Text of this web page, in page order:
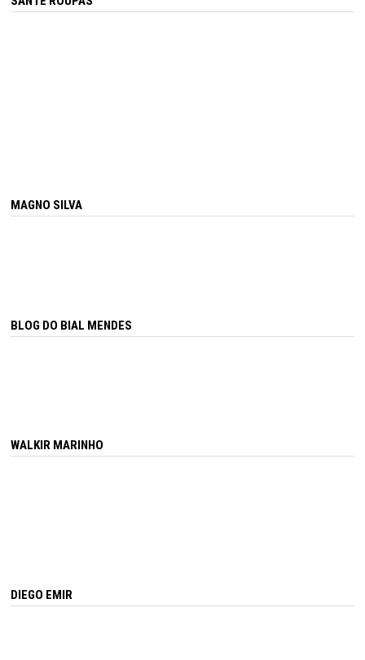
MAGNO SILVA
BLOG DO BIAL MENDES
WALKIR MARINHO
DIEGO EMIR